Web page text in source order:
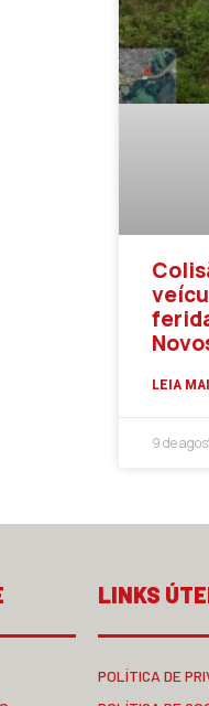
LEIA
9 de
LINKS
POLÍTICA DE